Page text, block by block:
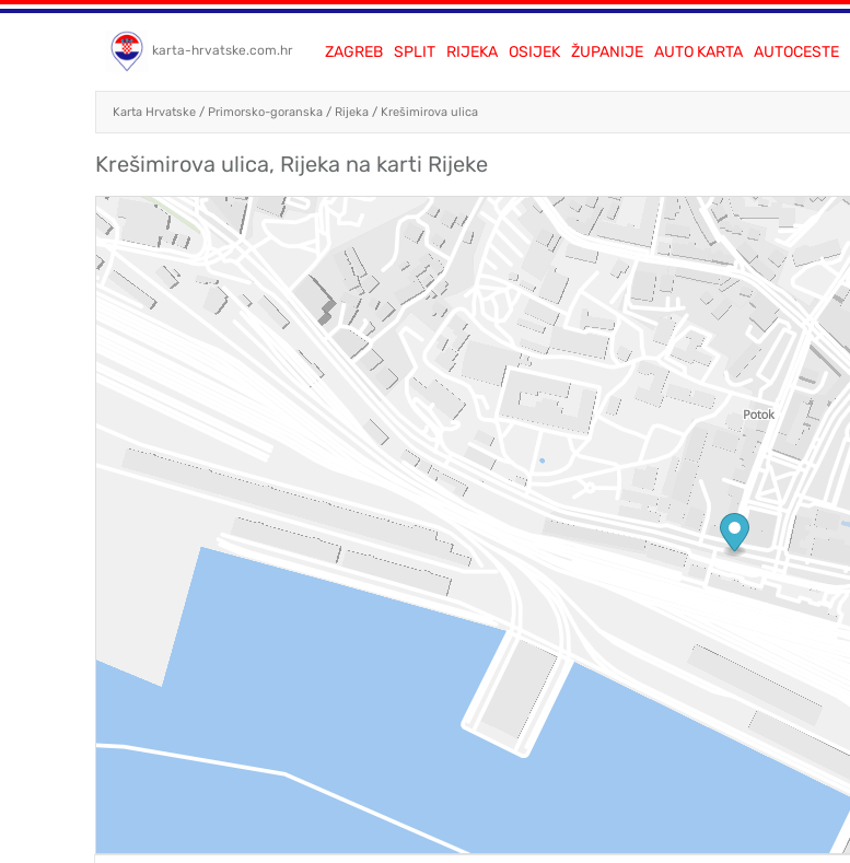
karta-hrvatske.com.hr ZAGREB SPLIT RIJEKA OSIJEK ŽUPANIJE AUTO KARTA AUTOCESTE
Karta Hrvatske / Primorsko-goranska / Rijeka / Krešimirova ulica
Krešimirova ulica, Rijeka na karti Rijeke